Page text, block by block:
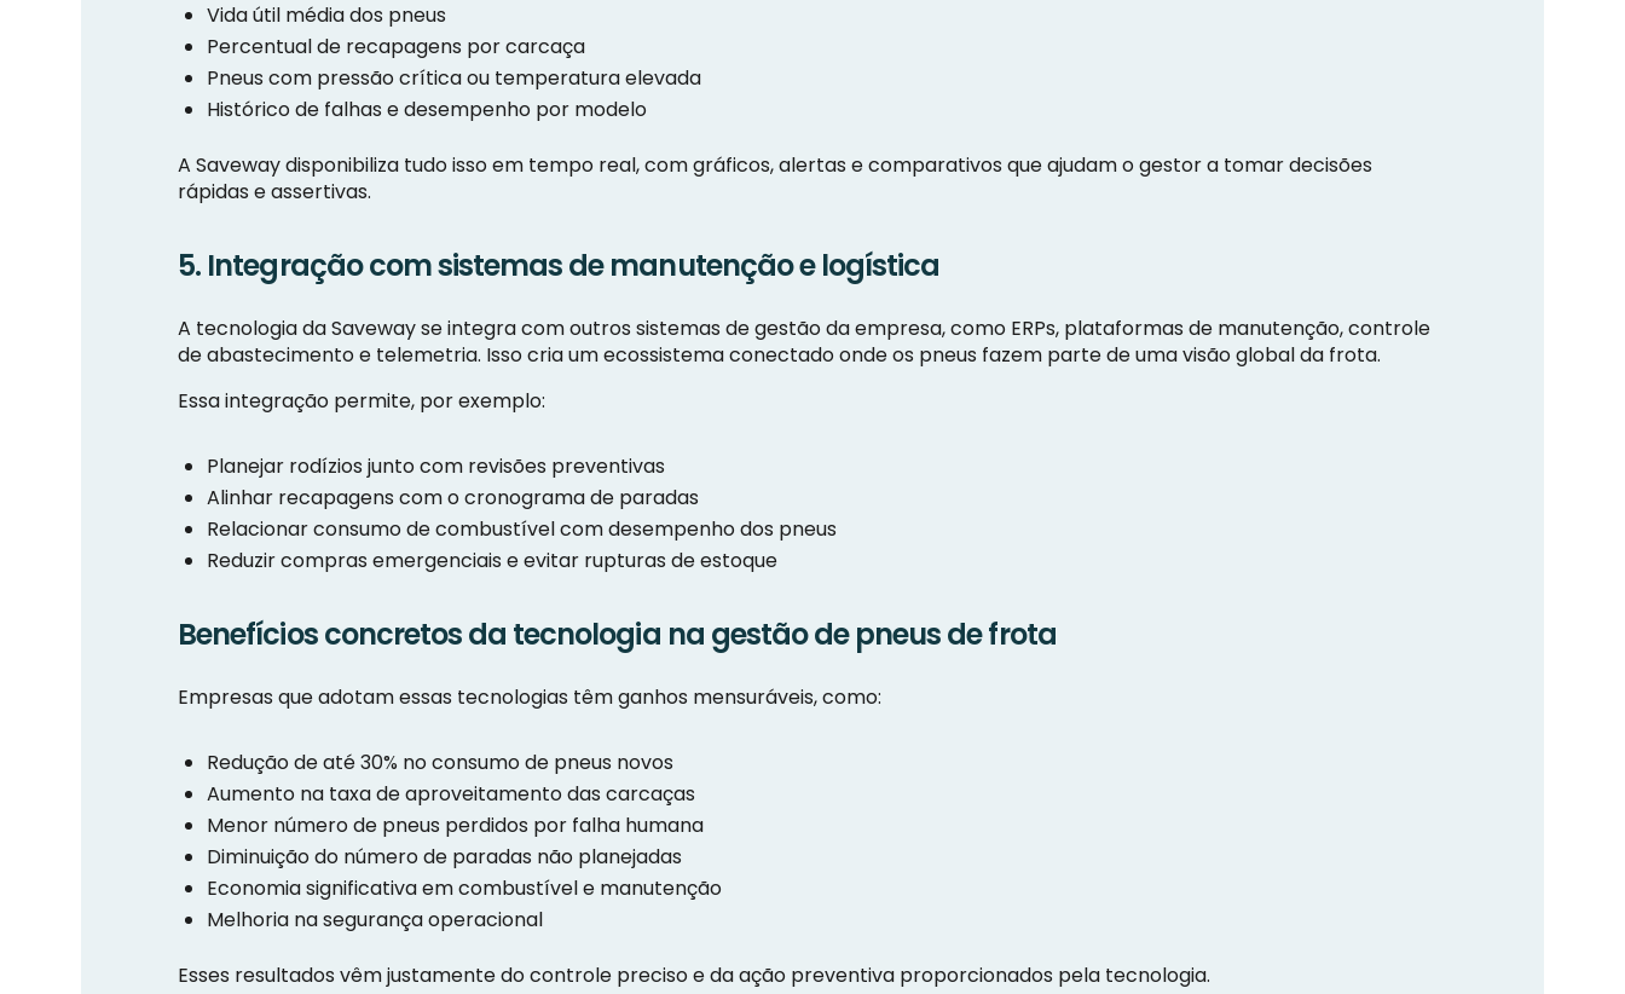
Vida útil média dos pneus
Percentual de recapagens por carcaça
Pneus com pressão crítica ou temperatura elevada
Histórico de falhas e desempenho por modelo
A Saveway disponibiliza tudo isso em tempo real, com gráficos, alertas e comparativos que ajudam o gestor a tomar decisões
rápidas e assertivas.
5. Integração com sistemas de manutenção e logística
A tecnologia da Saveway se integra com outros sistemas de gestão da empresa, como ERPs, plataformas de manutenção, controle
de abastecimento e telemetria. Isso cria um ecossistema conectado onde os pneus fazem parte de uma visão global da frota.
Essa integração permite, por exemplo:
Planejar rodízios junto com revisões preventivas
Alinhar recapagens com o cronograma de paradas
Relacionar consumo de combustível com desempenho dos pneus
Reduzir compras emergenciais e evitar rupturas de estoque
Benefícios concretos da tecnologia na gestão de pneus de frota
Empresas que adotam essas tecnologias têm ganhos mensuráveis, como:
Redução de até 30% no consumo de pneus novos
Aumento na taxa de aproveitamento das carcaças
Menor número de pneus perdidos por falha humana
Diminuição do número de paradas não planejadas
Economia significativa em combustível e manutenção
Melhoria na segurança operacional
Esses resultados vêm justamente do controle preciso e da ação preventiva proporcionados pela tecnologia.